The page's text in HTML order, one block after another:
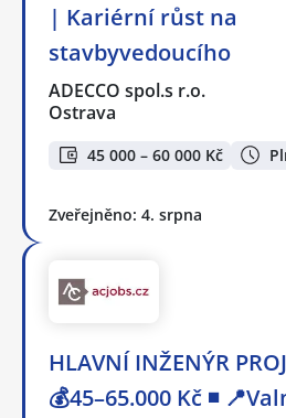
| Kariérní růst na
stavbyvedoucího
ADECCO spol.s r.o.
Ostrava
45 000 – 60 000 Kč
Zveřejněno: 4. srpna
HLAVNÍ INŽENÝR
💰45–65.000 Kč ◾